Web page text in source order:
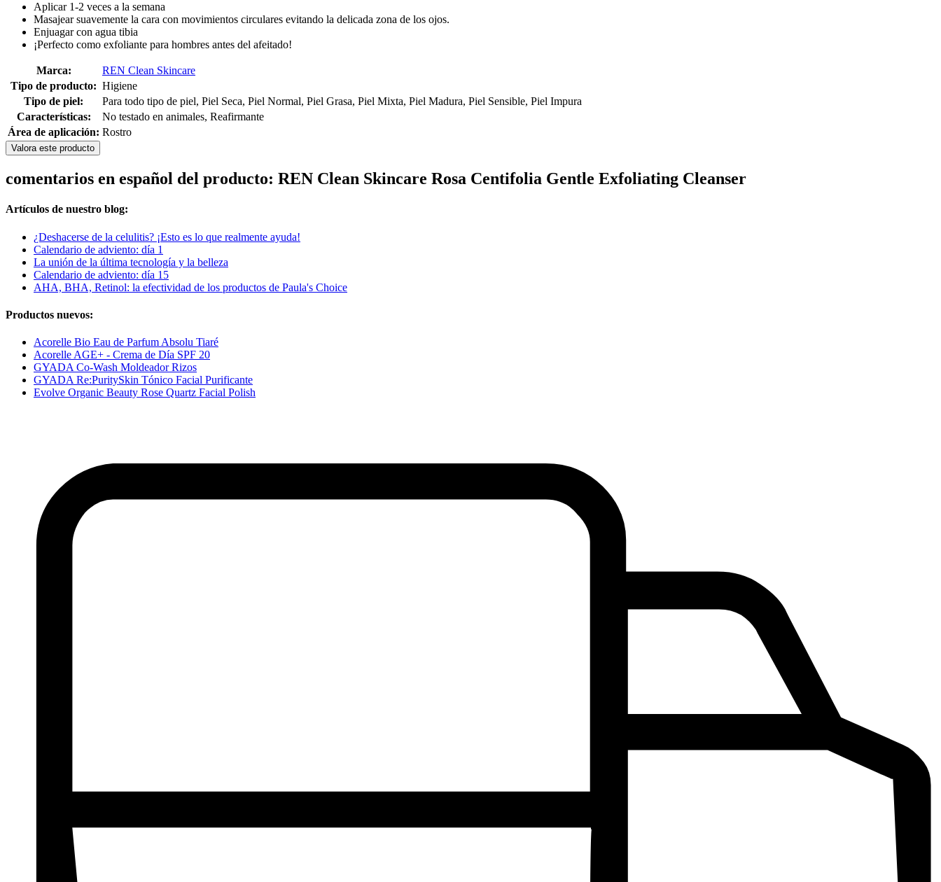
Aplicar 1-2 veces a la semana
Masajear suavemente la cara con movimientos circulares evitando la delicada zona de los ojos.
Enjuagar con agua tibia
¡Perfecto como exfoliante para hombres antes del afeitado!
Marca:
REN Clean Skincare
Tipo de producto: Higiene
Tipo de piel:
Para todo tipo de piel, Piel Seca, Piel Normal, Piel Grasa, Piel Mixta, Piel Madura, Piel Sensible, Piel Impura
Características:
No testado en animales, Reafirmante
Área de aplicación: Rostro
Valora este producto
comentarios en español del producto: REN Clean Skincare Rosa Centifolia Gentle Exfoliating Cleanser
Artículos de nuestro blog:
¿Deshacerse de la celulitis? ¡Esto es lo que realmente ayuda!
Calendario de adviento: día 1
La unión de la última tecnología y la belleza
Calendario de adviento: día 15
AHA, BHA, Retinol: la efectividad de los productos de Paula's Choice
Productos nuevos:
Acorelle Bio Eau de Parfum Absolu Tiaré
Acorelle AGE+ - Crema de Día SPF 20
GYADA Co-Wash Moldeador Rizos
GYADA Re:PuritySkin Tónico Facial Purificante
Evolve Organic Beauty Rose Quartz Facial Polish